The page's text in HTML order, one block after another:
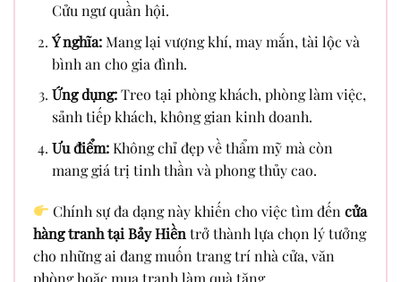
Cửu ngư quần hội.
Ý nghĩa:Mang lại vượng khí, may mắn, tài lộc và
bình an cho gia đình.
Ứng dụng:Treo tại phòng khách, phòng làm việc,
sảnh tiếp khách, không gian kinh doanh.
Ưu điểm:Không chỉ đẹp về thẩm mỹ mà còn
mang giá trị tinh thần và phong thủy cao.
Chính sự đa dạng này khiến cho việc tìm đếncửa
hàng tranh tại Bảy Hiền trở thành lựa chọn lý tưởng
cho những ai đang muốn trang trí nhà cửa, văn
phòng hoặc mua tranh làm quà tặng.